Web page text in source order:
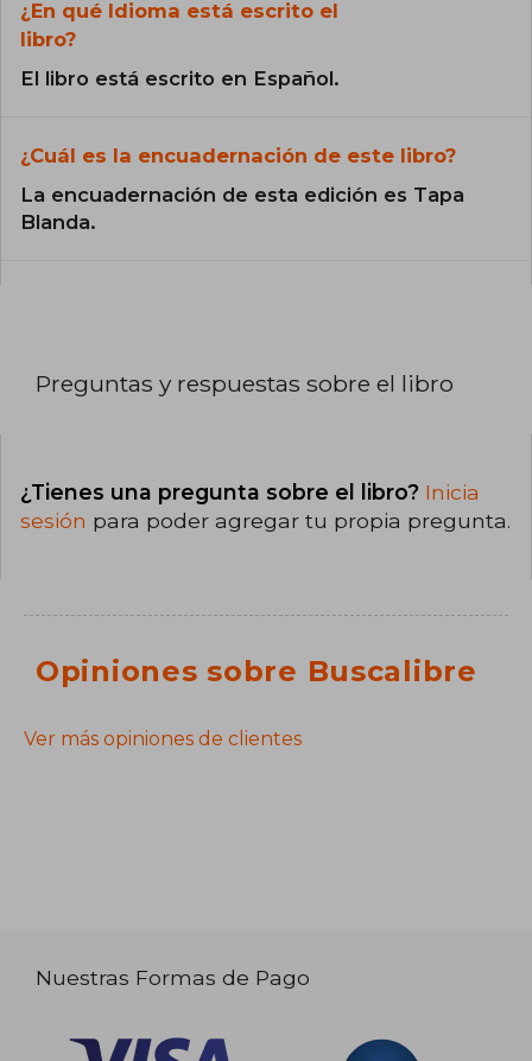
¿En qué Idioma está escrito el
libro?
El libro está escrito en Español.
¿Cuál es la encuadernación de este libro?
La encuadernación de esta edición es Tapa
Blanda.
Preguntas y respuestas sobre el libro
¿Tienes una pregunta sobre el libro? Inicia
sesión para poder agregar tu propia pregunta.
Opiniones sobre Buscalibre
Ver más opiniones de clientes
Nuestras Formas de Pago